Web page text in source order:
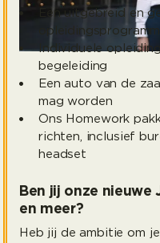
Een uitgebreid en
Individuele
begeleiding
Een auto van de
mag worden
Ons Homework
richten, inclusief
headset
Ben jij onze nieuwe
en meer?
Heb jij de ambitie om